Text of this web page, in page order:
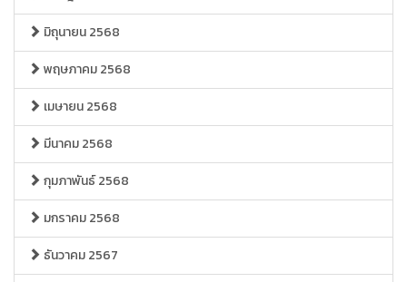
มิถุนายน 2568
พฤษภาคม 2568
เมษายน 2568
มีนาคม 2568
กุมภาพันธ์ 2568
มกราคม 2568
ธันวาคม 2567